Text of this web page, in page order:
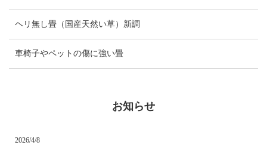
ヘリ無し畳（国産天然い草）新調
車椅子やペットの傷に強い畳
お知らせ
2026/4/8